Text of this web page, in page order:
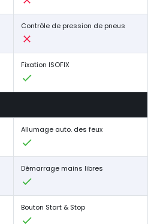
Contrôle de pression de pneus
Fixation ISOFIX
Allumage auto. des feux
Démarrage mains libres
Bouton Start & Stop